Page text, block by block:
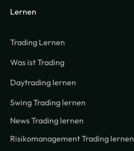
Lernen
Trading Lernen
Was ist Trading
Daytrading lernen
Swing Trading lernen
News Trading lernen
Risikomanagement Trading lernen